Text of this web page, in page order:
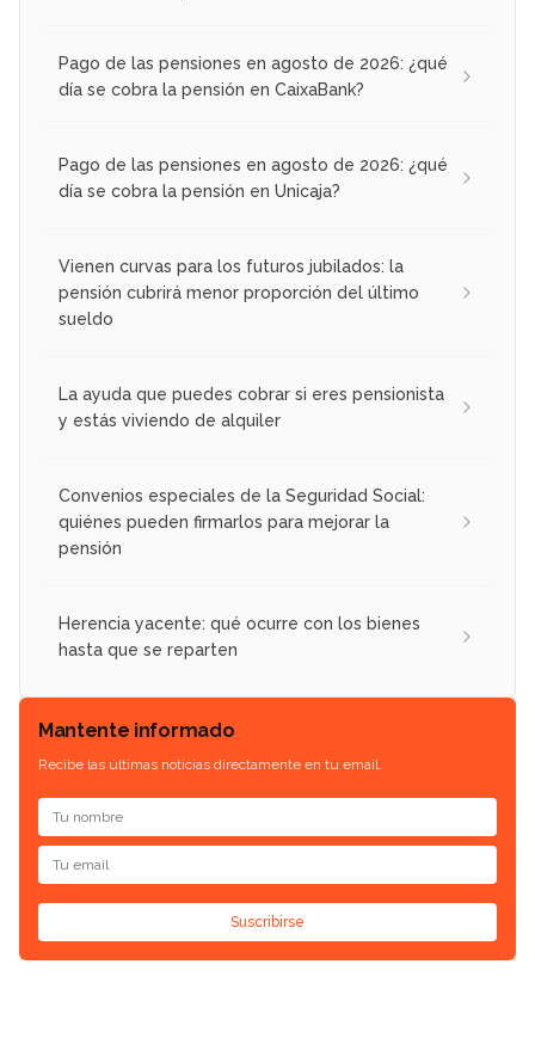
Pago de las pensiones en agosto de 2026: ¿qué
día se cobra la pensión en CaixaBank?
Pago de las pensiones en agosto de 2026: ¿qué
día se cobra la pensión en Unicaja?
Vienen curvas para los futuros jubilados: la
pensión cubrirá menor proporción del último
sueldo
La ayuda que puedes cobrar si eres pensionista
y estás viviendo de alquiler
Convenios especiales de la Seguridad Social:
quiénes pueden firmarlos para mejorar la
pensión
Herencia yacente: qué ocurre con los bienes
hasta que se reparten
Mantente informado
Recibe las últimas noticias directamente en tu email.
Suscribirse